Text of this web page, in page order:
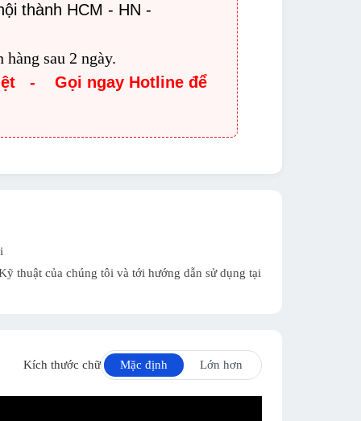
thành HCM - HN -
hàng sau 2 ngày.
- Gọi ngay Hotline để
thuật của chúng tôi và tới hướng dẫn sử dụng tại
Kích thước chữ Mặc định Lớn hơn